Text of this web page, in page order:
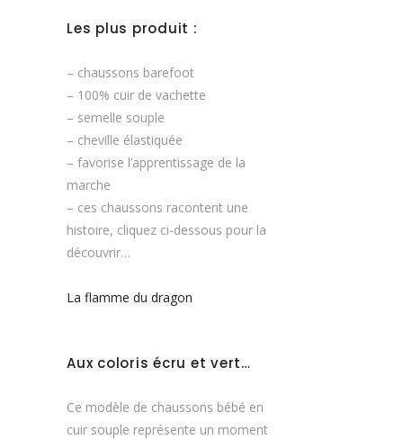
Les plus produit :
– chaussons barefoot
– 100% cuir de vachette
– semelle souple
– cheville élastiquée
– favorise l’apprentissage de la
marche
– ces chaussons racontent une
histoire, cliquez ci-dessous pour la
découvrir…
La flamme du dragon
Aux coloris écru et vert…
Ce modèle de chaussons bébé en
cuir souple représente un moment